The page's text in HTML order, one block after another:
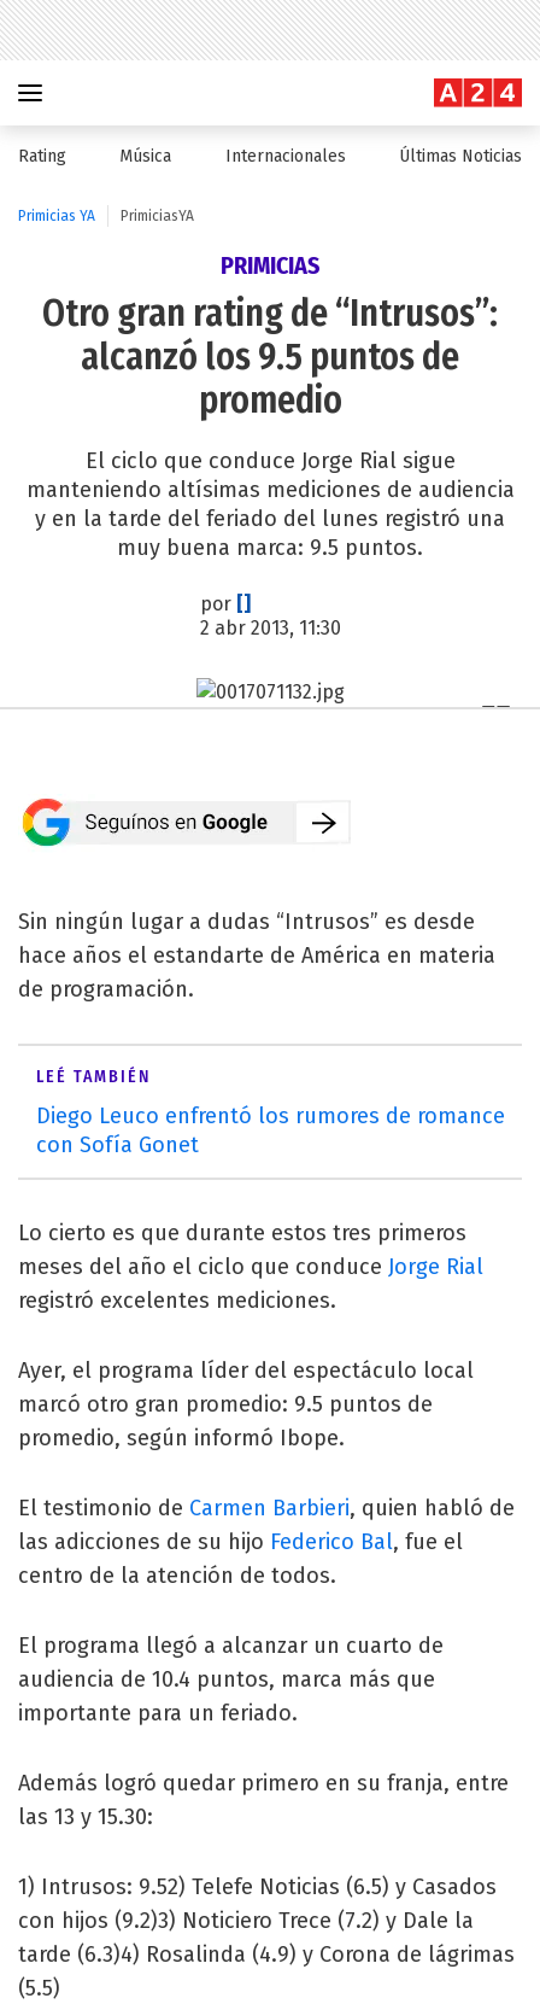
Rating Música Internacionales Últimas Noticias
Primicias YA PrimiciasYA
PRIMICIAS
Otro gran rating de “Intrusos”:
alcanzó los 9.5 puntos de
promedio
El ciclo que conduce Jorge Rial sigue
manteniendo altísimas mediciones de audiencia
y en la tarde del feriado del lunes registró una
muy buena marca: 9.5 puntos.
por []
2 abr 2013, 11:30
Sin ningún lugar a dudas “Intrusos” es desde
hace años el estandarte de América en materia
de programación.
LEÉ TAMBIÉN
Diego Leuco enfrentó los rumores de romance
con Sofía Gonet
Lo cierto es que durante estos tres primeros
meses del año el ciclo que conduce Jorge Rial
registró excelentes mediciones.
Ayer, el programa líder del espectáculo local
marcó otro gran promedio: 9.5 puntos de
promedio, según informó Ibope.
El testimonio de Carmen Barbieri, quien habló de
las adicciones de su hijo Federico Bal, fue el
centro de la atención de todos.
El programa llegó a alcanzar un cuarto de
audiencia de 10.4 puntos, marca más que
importante para un feriado.
Además logró quedar primero en su franja, entre
las 13 y 15.30:
1) Intrusos: 9.52) Telefe Noticias (6.5) y Casados
con hijos (9.2)3) Noticiero Trece (7.2) y Dale la
tarde (6.3)4) Rosalinda (4.9) y Corona de lágrimas
(5.5)